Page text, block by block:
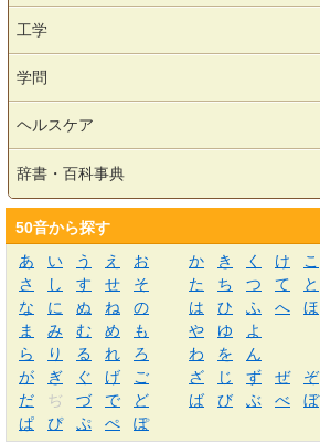
工学
学問
ヘルスケア
辞書・百科事典
50音から探す
あ
い う え お か き く け
こ
さ
し す せ そ た ち つ て
と
な
に ぬ ね の は ひ ふ へ
ほ
ま
み む め も や ゆ
よ
ら
り る れ ろ わ を
ん
が
ぎ ぐ げ ご ざ じ ず ぜ
ぞ
だ
ぢ づ で ど ば び ぶ べ
ぼ
ぱ
ぴ ぷ ぺ ぽ